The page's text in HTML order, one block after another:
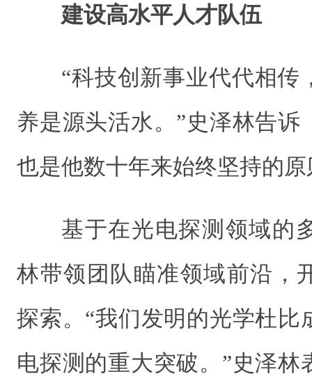
建设高水平人才队伍
“科技创新事业代代相传
养是源头活水。”史泽林告诉
也是他数十年来始终坚持的原
基于在光电探测领域的
林带领团队瞄准领域前沿，
探索。“我们发明的光学杜比
电探测的重大突破。”史泽林